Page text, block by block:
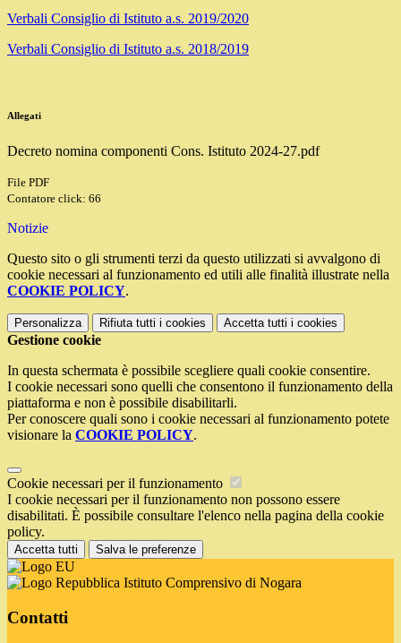
Verbali Consiglio di Istituto a.s. 2019/2020
Verbali Consiglio di Istituto a.s. 2018/2019
Allegati
Decreto nomina componenti Cons. Istituto 2024-27.pdf
File PDF
Contatore click: 66
Notizie
Questo sito o gli strumenti terzi da questo utilizzati si avvalgono di
cookie necessari al funzionamento ed utili alle finalità illustrate nella
COOKIE POLICY.
Personalizza Rifiuta tutti i cookies Accetta tutti i cookies
Gestione cookie
In questa schermata è possibile scegliere quali cookie consentire.
I cookie necessari sono quelli che consentono il funzionamento della
piattaforma e non è possibile disabilitarli.
Per conoscere quali sono i cookie necessari al funzionamento potete
visionare la COOKIE POLICY.
Cookie necessari per il funzionamento
I cookie necessari per il funzionamento non possono essere
disabilitati. È possibile consultare l'elenco nella pagina della cookie
policy.
Accetta tutti Salva le preferenze
Istituto Comprensivo di Nogara
Contatti